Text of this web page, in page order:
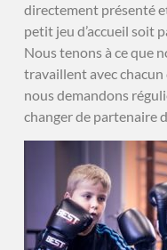
directement présenté
petit jeu d’accueil soit
Nous tenons à ce que
travaillent avec chacun
nous demandons
changer de partenaire